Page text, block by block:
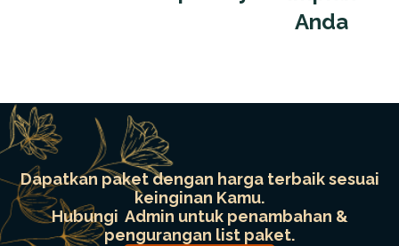
Anda
Dapatkan paket dengan harga terbaik sesuai
keinginan Kamu.
Hubungi Admin untuk penambahan &
pengurangan list paket.